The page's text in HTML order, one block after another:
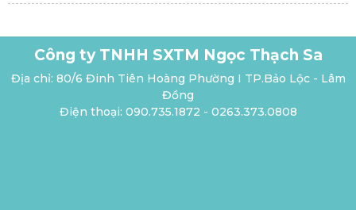
Công ty TNHH SXTM Ngọc Thạch Sa
Địa chỉ: 80/6 Đinh Tiên Hoàng Phường I TP.Bảo Lộc - Lâm
Đồng
Điện thoại: 090.735.1872 - 0263.373.0808